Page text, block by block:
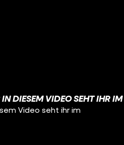
IN DIESEM VIDEO SEHT IHR
Video seht ihr im